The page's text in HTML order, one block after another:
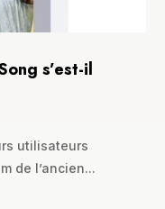
s’est-il
utilisateurs
de l’ancien...